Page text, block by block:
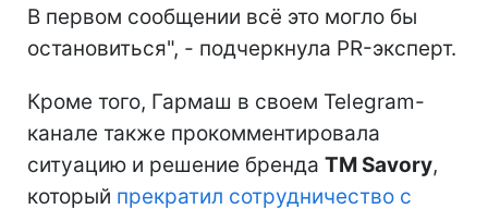
В первом сообщении всё это могло бы
остановиться", - подчеркнула PR-эксперт.
Кроме того, Гармаш в своем Telegram-
канале также прокомментировала
ситуацию и решение бренда TM Savory,
который прекратил сотрудничество с